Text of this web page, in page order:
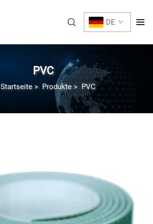
DE
PVC
Startseite> Produkte>PVC